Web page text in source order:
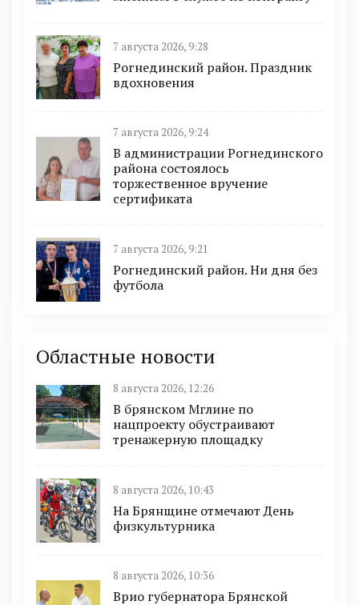
7 августа 2026, 9:28
Рогнединский район. Праздник
вдохновения
7 августа 2026, 9:24
В администрации Рогнединского
района состоялось
торжественное вручение
сертификата
7 августа 2026, 9:21
Рогнединский район. Ни дня без
футбола
Областные новости
8 августа 2026, 12:26
В брянском Мглине по
нацпроекту обустраивают
тренажерную площадку
8 августа 2026, 10:43
На Брянщине отмечают День
физкультурника
8 августа 2026, 10:36
Врио губернатора Брянской